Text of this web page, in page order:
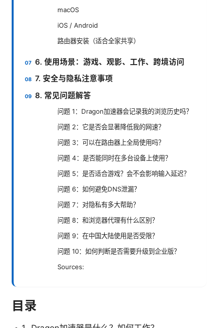
macOS
iOS / Android
路由器安装（适合全家共享）
6. 使用场景：游戏、观影、工作、跨境访问
7. 安全与隐私注意事项
8. 常见问题解答
问题 1：Dragon加速器会记录我的浏览历史吗？
问题 2：它是否会显著降低我的网速？
问题 3：可以在路由器上全局使用吗？
问题 4：是否能同时在多台设备上使用？
问题 5：是否适合游戏？会不会影响输入延迟？
问题 6：如何避免DNS泄漏？
问题 7：对隐私有多大帮助？
问题 8：和浏览器代理有什么区别？
问题 9：在中国大陆使用是否受限？
问题 10：如何判断是否需要升级到企业版？
Sources:
目录